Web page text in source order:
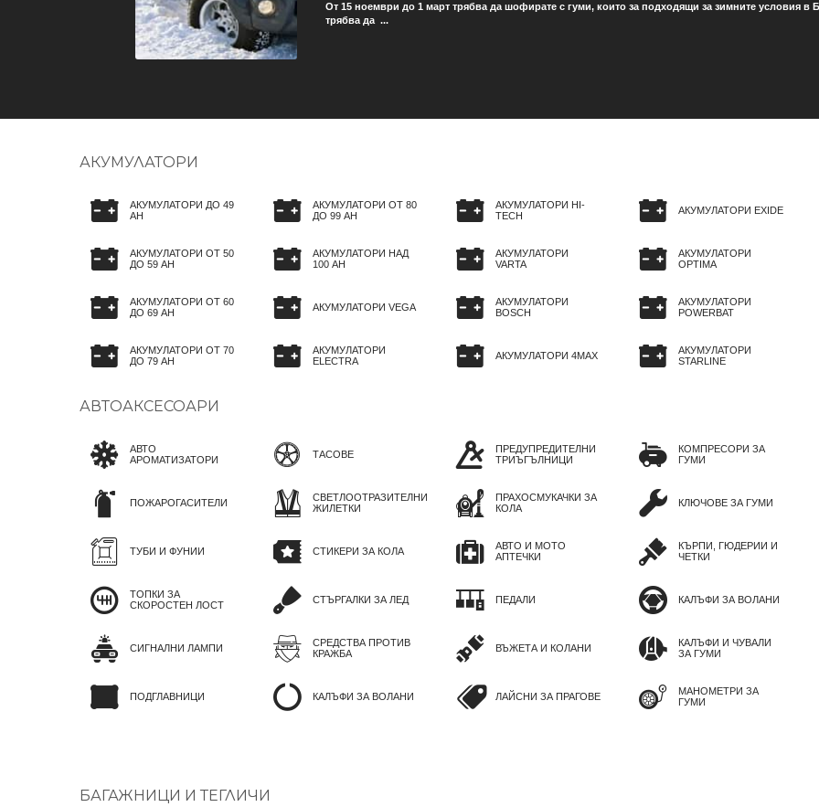
От 15 ноември до 1 март трябва да шофирате с гуми, които за подходящи за зимните условия в
трябва да ...
АКУМУЛАТОРИ
АКУМУЛАТОРИ ДО 49
AH
АКУМУЛАТОРИ ОТ 50
ДО 59 AH
АКУМУЛАТОРИ ОТ 60
ДО 69 AH
АКУМУЛАТОРИ ОТ 70
ДО 79 AH
АКУМУЛАТОРИ ОТ 80
ДО 99 AH
АКУМУЛАТОРИ НАД
100 AH
АКУМУЛАТОРИ VEGA
АКУМУЛАТОРИ
ELECTRA
АКУМУЛАТОРИ HI-
TECH
АКУМУЛАТОРИ
VARTA
АКУМУЛАТОРИ
BOSCH
АКУМУЛАТОРИ 4MAX
АКУМУЛАТОРИ EXIDE
АКУМУЛАТОРИ
OPTIMA
АКУМУЛАТОРИ
POWERBAT
АКУМУЛАТОРИ
STARLINE
АВТОАКСЕСОАРИ
АВТО
АРОМАТИЗАТОРИ
ПОЖАРОГАСИТЕЛИ
ТУБИ И ФУНИИ
ТОПКИ ЗА
СКОРОСТЕН ЛОСТ
СИГНАЛНИ ЛАМПИ
ПОДГЛАВНИЦИ
ТАСОВЕ
СВЕТЛООТРАЗИТЕЛНИ
ЖИЛЕТКИ
СТИКЕРИ ЗА КОЛА
СТЪРГАЛКИ ЗА ЛЕД
СРЕДСТВА ПРОТИВ
КРАЖБА
КАЛЪФИ ЗА ВОЛАНИ
ПРЕДУПРЕДИТЕЛНИ
ТРИЪГЪЛНИЦИ
ПРАХОСМУКАЧКИ ЗА
КОЛА
АВТО И МОТО
АПТЕЧКИ
ПЕДАЛИ
ВЪЖЕТА И КОЛАНИ
ЛАЙСНИ ЗА ПРАГОВЕ
КОМПРЕСОРИ ЗА
ГУМИ
КЛЮЧОВЕ ЗА ГУМИ
КЪРПИ, ГЮДЕРИИ И
ЧЕТКИ
КАЛЪФИ ЗА ВОЛАНИ
КАЛЪФИ И ЧУВАЛИ
ЗА ГУМИ
МАНОМЕТРИ ЗА
ГУМИ
БАГАЖНИЦИ И ТЕГЛИЧИ